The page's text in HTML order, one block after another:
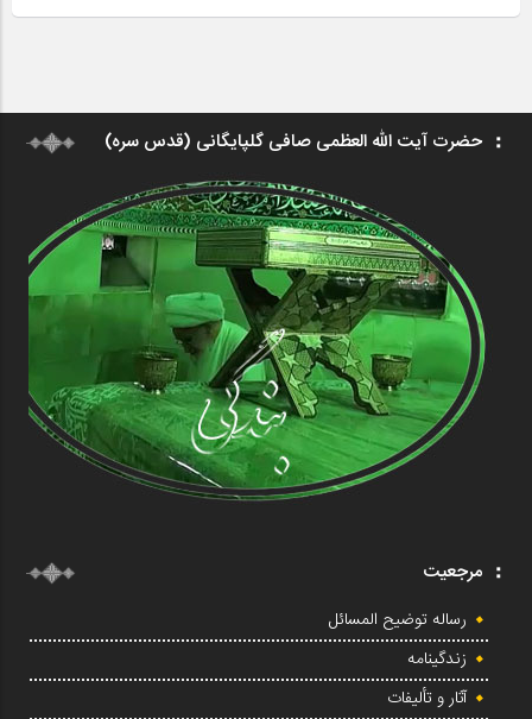
حضرت آیت الله العظمی صافی گلپایگانی (قدس سره)
مرجعیت
رساله توضیح المسائل
زندگینامه
آثار و تألیفات